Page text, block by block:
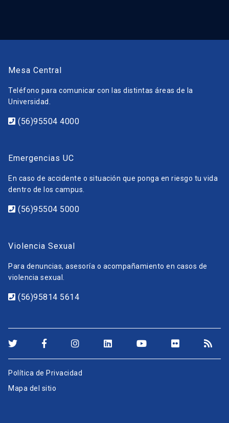
Mesa Central
Teléfono para comunicar con las distintas áreas de la
Universidad.
(56)95504 4000
Emergencias UC
En caso de accidente o situación que ponga en riesgo tu vida
dentro de los campus.
(56)95504 5000
Violencia Sexual
Para denuncias, asesoría o acompañamiento en casos de
violencia sexual.
(56)95814 5614
Política de Privacidad
Mapa del sitio